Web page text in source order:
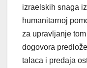
izraelskih snaga
humanitarnoj
za upravljanje
dogovora
talaca i predaja